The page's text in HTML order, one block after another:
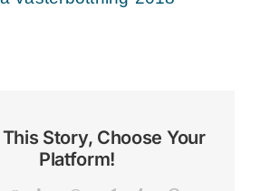
För deltagare
Story, Choose Your
Platform!